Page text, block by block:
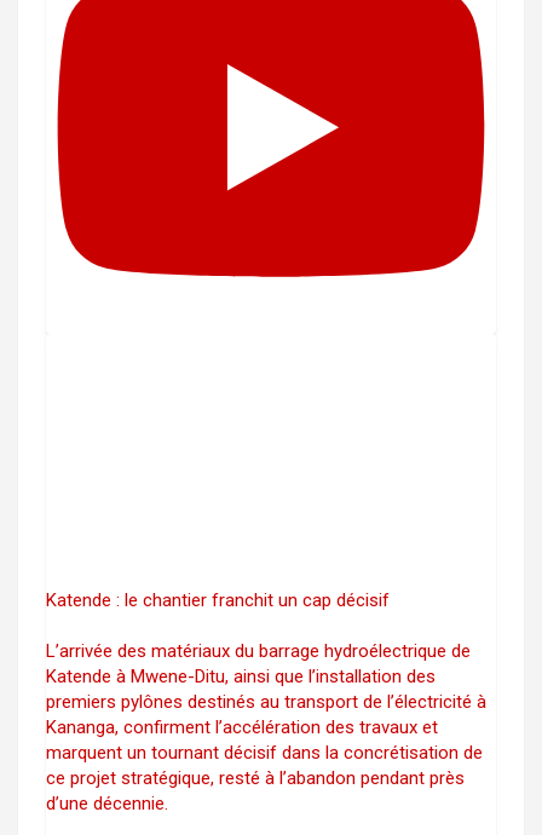
Katende : le chantier franchit un cap décisif
L’arrivée des matériaux du barrage hydroélectrique de
Katende à Mwene-Ditu, ainsi que l’installation des
premiers pylônes destinés au transport de l’électricité à
Kananga, confirment l’accélération des travaux et
marquent un tournant décisif dans la concrétisation de
ce projet stratégique, resté à l’abandon pendant près
d’une décennie.